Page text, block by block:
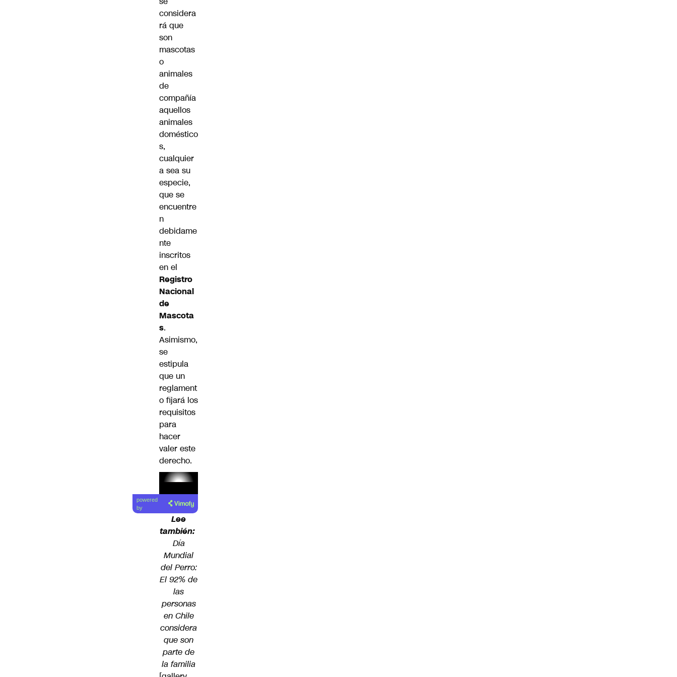
considera
rá que
son
mascotas
o
animales
de
compañía
aquellos
animales
doméstico
s,
cualquier
a sea su
especie,
que se
encuentre
n
debidame
nte
inscritos
en el
Registro
Nacional
de
Mascota
s.
Asimismo,
se
estipula
que un
reglament
o fijará los
requisitos
para
hacer
valer este
derecho.
Lea el
artículo
powered
by
Lee
también:
Día
Mundial
del Perro:
El 92% de
las
personas
en Chile
considera
que son
parte de
la familia